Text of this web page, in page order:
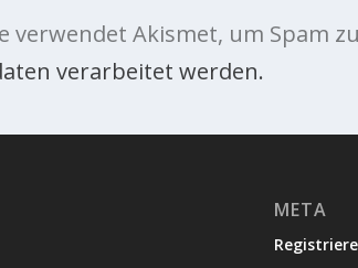
verwendet Akismet, um Spam
verarbeitet werden.
META